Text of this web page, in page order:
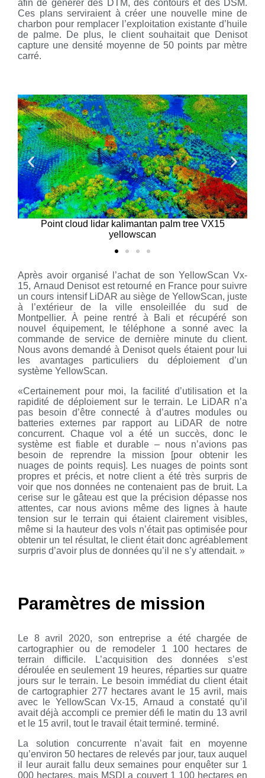
afin de générer des DTM, des contours et des DSM.
Ces plans serviraient à créer une nouvelle mine de
charbon pour remplacer l’exploitation existante d’huile
de palme. De plus, le client souhaitait que Denisot
capture une densité moyenne de 50 points par mètre
carré.
lidar kalimantan palm tree VX15
Point cloud
Après avoir organisé l’achat de son YellowScan Vx-
15, Arnaud Denisot est retourné en France pour suivre
un cours intensif LiDAR au siège de YellowScan, juste
à l’extérieur de la ville ensoleillée du sud de
Montpellier. À peine rentré à Bali et récupéré son
nouvel équipement, le téléphone a sonné avec la
commande de service de dernière minute du client.
Nous avons demandé à Denisot quels étaient pour lui
les avantages particuliers du déploiement d’un
système YellowScan.
«Certainement pour moi, la facilité d’utilisation et la
rapidité de déploiement sur le terrain. Le LiDAR n’a
pas besoin d’être connecté à d’autres modules ou
batteries externes par rapport au LiDAR de notre
concurrent. Chaque vol a été un succès, donc le
système est fiable et durable – nous n’avions pas
besoin de reprendre la mission [pour obtenir les
nuages ​​de points requis]. Les nuages ​​de points sont
propres et précis, et notre client a été très surpris de
voir que nos données ne contenaient pas de bruit. La
cerise sur le gâteau est que la précision dépasse nos
attentes, car nous avions même des lignes à haute
tension sur le terrain qui étaient clairement visibles,
même si la hauteur des vols n’était pas optimisée pour
obtenir un tel résultat, le client était donc agréablement
surpris d’avoir plus de données qu’il ne s’y attendait. »
Paramètres de mission
Le 8 avril 2020, son entreprise a été chargée de
cartographier ou de remodeler 1 100 hectares de
terrain difficile. L’acquisition des données s’est
déroulée en seulement 19 heures, réparties sur quatre
jours sur le terrain. Le besoin immédiat du client était
de cartographier 277 hectares avant le 15 avril, mais
avec le YellowScan Vx-15, Arnaud a constaté qu’il
avait déjà accompli ce premier défi le matin du 13 avril
et le 15 avril, tout le travail était terminé. terminé.
La solution concurrente n’avait fait en moyenne
qu’environ 50 hectares de relevés par jour, taux auquel
il leur aurait fallu deux semaines pour enquêter sur 1
000 hectares, mais MSDI a couvert 1 100 hectares en